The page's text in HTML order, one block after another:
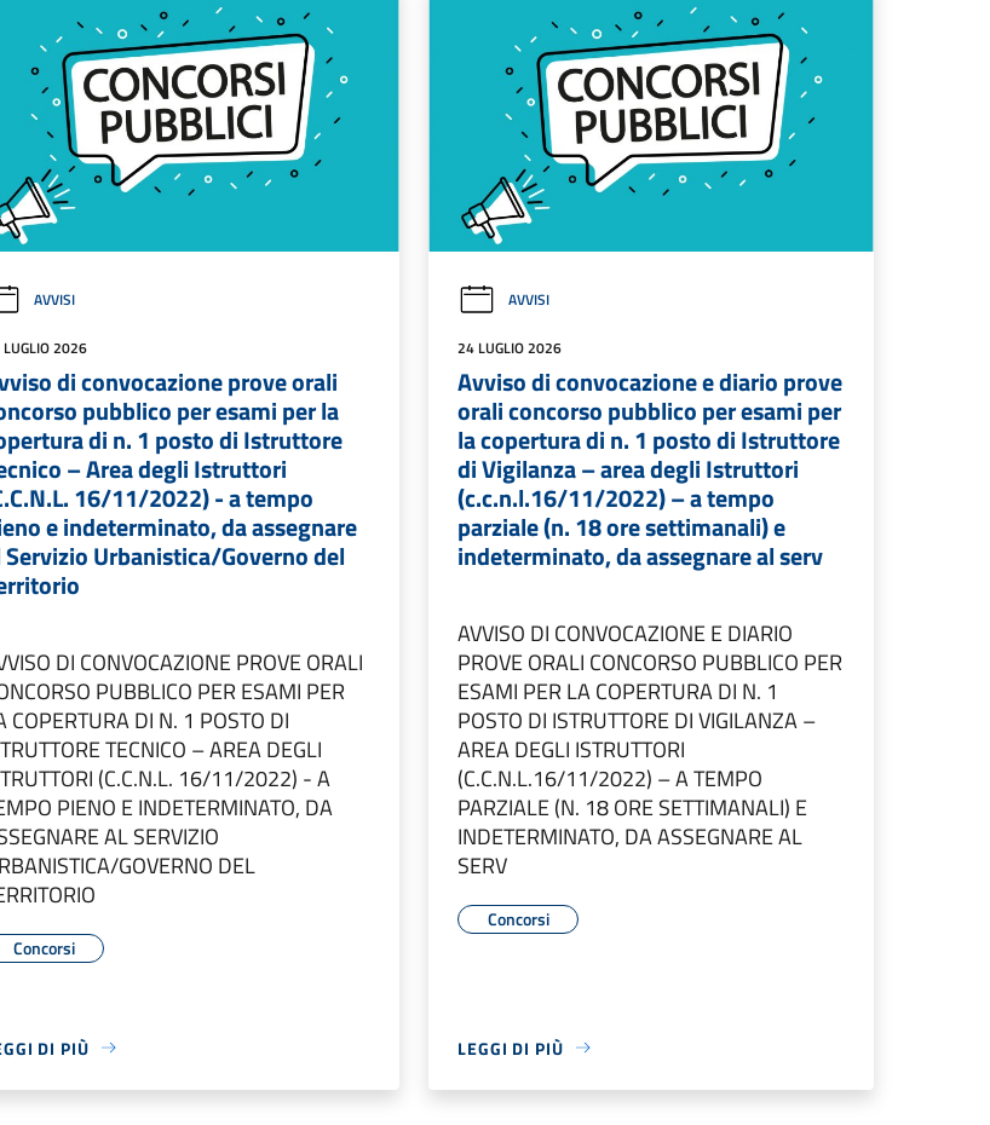
AVVISI
2026
di convocazione prove orali
pubblico per esami per la
di n. 1 posto di Istruttore
– Area degli Istruttori
16/11/2022) - a tempo
e indeterminato, da assegnare
Servizio Urbanistica/Governo del
DI CONVOCAZIONE PROVE ORALI
PUBBLICO PER ESAMI PER
COPERTURA DI N. 1 POSTO DI
TECNICO – AREA DEGLI
(C.C.N.L. 16/11/2022) - A
PIENO E INDETERMINATO, DA
AL SERVIZIO
GOVERNO DEL
Concorsi
DI PIÙ
AVVISI
24 LUGLIO 2026
Avviso di convocazione e diario prove
orali concorso pubblico per esami per
la copertura di n. 1 posto di Istruttore
di Vigilanza – area degli Istruttori
(c.c.n.l.16/11/2022) – a tempo
parziale (n. 18 ore settimanali) e
indeterminato, da assegnare al serv
AVVISO DI CONVOCAZIONE E DIARIO
PROVE ORALI CONCORSO PUBBLICO PER
ESAMI PER LA COPERTURA DI N. 1
POSTO DI ISTRUTTORE DI VIGILANZA –
AREA DEGLI ISTRUTTORI
(C.C.N.L.16/11/2022) – A TEMPO
PARZIALE (N. 18 ORE SETTIMANALI) E
INDETERMINATO, DA ASSEGNARE AL
SERV
Concorsi
LEGGI DI PIÙ